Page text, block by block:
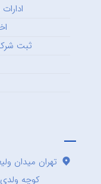
ثبت
تهران میدان
کوچه ولدی پلاک ۳۹